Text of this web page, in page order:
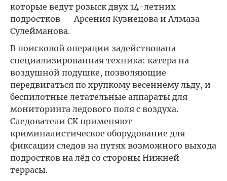
которые ведут розыск двух 14-летних
подростков — Арсения Кузнецова и Алмаза
Сулейманова.
В поисковой операции задействована
специализированная техника: катера на
воздушной подушке, позволяющие
передвигаться по хрупкому весеннему льду, и
беспилотные летательные аппараты для
мониторинга ледового поля с воздуха.
Следователи СК применяют
криминалистическое оборудование для
фиксации следов на путях возможного выхода
подростков на лёд со стороны Нижней
террасы.